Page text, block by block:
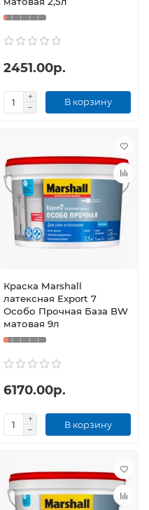
2451.00р.
В корзину
Краска Marshall
латексная Export 7
Особо Прочная База BW
матовая 9л
6170.00р.
В корзину